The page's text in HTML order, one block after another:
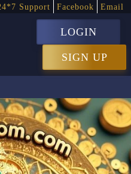
Support Facebook Email
LOGIN
SIGN UP